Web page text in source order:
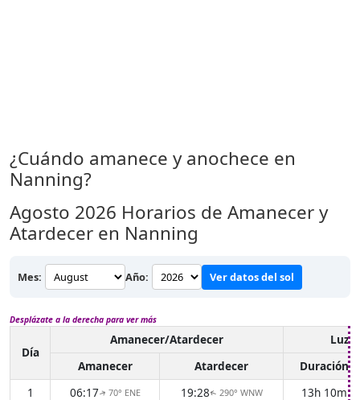
¿Cuándo amanece y anochece en
Nanning?
Agosto 2026 Horarios de Amanecer y
Atardecer en Nanning
Mes: Año: Ver datos del sol
Desplázate a la derecha para ver más
Día
Amanecer/Atardecer
Luz
Amanecer
Atardecer
Duración
1
06:17↑ 70° ENE 19:28↑ 290° WNW
13h 10m